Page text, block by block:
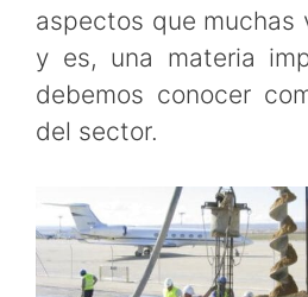
aspectos que muchas
y es, una materia
debemos conocer
del sector.